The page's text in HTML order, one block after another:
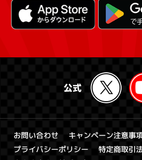
お問い合わせ キャンペーン注意事
プライバシーポリシー 特定商取引